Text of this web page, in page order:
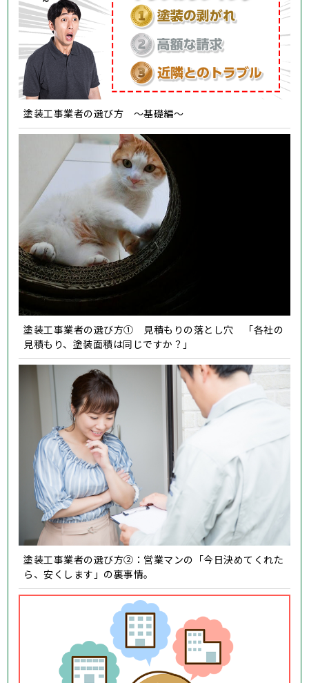
塗装工事業者の選び方 ～基礎編～
塗装工事業者の選び方① 見積もりの落とし穴 「各社の
見積もり、塗装面積は同じですか？」
塗装工事業者の選び方②：営業マンの「今日決めてくれた
ら、安くします」の裏事情。